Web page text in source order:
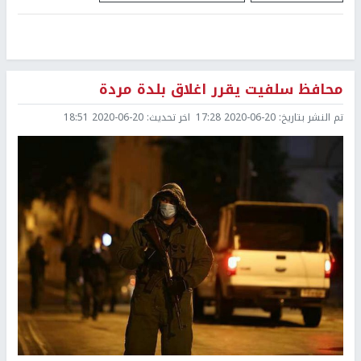
محافظ سلفيت يقرر اغلاق بلدة مردة
تم النشر بتاريخ: 2020-06-20 17:28 اخر تحديث: 2020-06-20 18:51